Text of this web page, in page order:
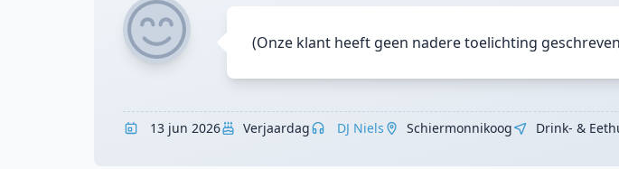
(Onze klant heeft geen nadere toelichting
13 jun 2026 Verjaardag DJ Niels Schiermonnikoog Drink- &